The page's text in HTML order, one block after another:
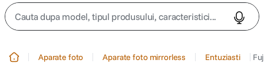
Cauta dupa model, tipul produsului, caracteristici...
Aparate foto Aparate foto mirrorless Entuziasti